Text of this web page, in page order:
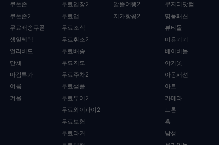
쿠폰존
쿠폰존2
무료배송쿠폰
생일혜택
얼리버드
단체
마감특가
여름
겨울
무료입장2
무료앱
무료조식
무료취소2
무료배송
무료지도
무료주차2
무료샘플
무료투어2
무료와이파이2
무료보험
무료라커
알뜰여행2
저가항공2
무지티닷컴
명품패션
뷰티몰
미용기기
베이비몰
아기옷
아동패션
아트
카메라
드론
홈
남성